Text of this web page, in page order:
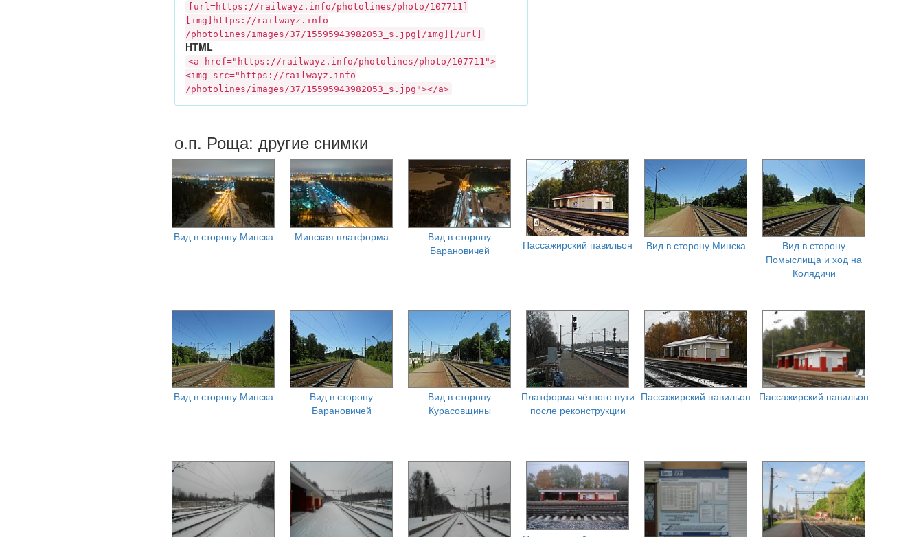
[url=https:// railwayz.info /photolines/photo/107711]
[img]https:// railwayz.info
/photolines/images/37/15595943982053_s.jpg[/img][/url]
HTML
<a href="https:// railwayz.info /photolines/photo/107711">
<img src="https:// railwayz.info
/photolines/images/37/15595943982053_s.jpg"></a>
о.п. Роща: другие снимки
Вид в сторону Минска Минская платформа
Вид в сторону
Барановичей
Пассажирский павильон Вид в сторону Минска
Вид в сторону
Помыслища и ход на
Колядичи
Вид в сторону Минска
Вид в сторону
Барановичей
Вид в сторону
Курасовщины
Платформа чётного пути
после реконструкции
Пассажирский павильон Пассажирский павильон